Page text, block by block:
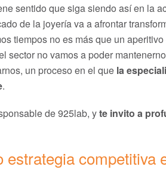
sentido que siga siendo así en la
de la joyería va a afrontar
tiempos no es más que un
sector no vamos a poder
un proceso en el que la
.
de 925lab, yte invito a
estrategia competitiva